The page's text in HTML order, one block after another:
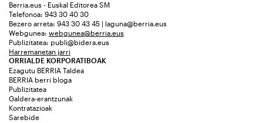
Berria.eus - Euskal Editorea SM
Telefonoa: 943 30 40 30
Bezero arreta: 943 30 43 45 | laguna@berria.eus
Webgunea: webgunea@berria.eus
Publizitatea: publi@bidera.eus
Harremanetan jarri
ORRIALDE KORPORATIBOAK
Ezagutu BERRIA Taldea
BERRIA berri bloga
Publizitatea
Galdera-erantzunak
Kontratazioak
Sarebide